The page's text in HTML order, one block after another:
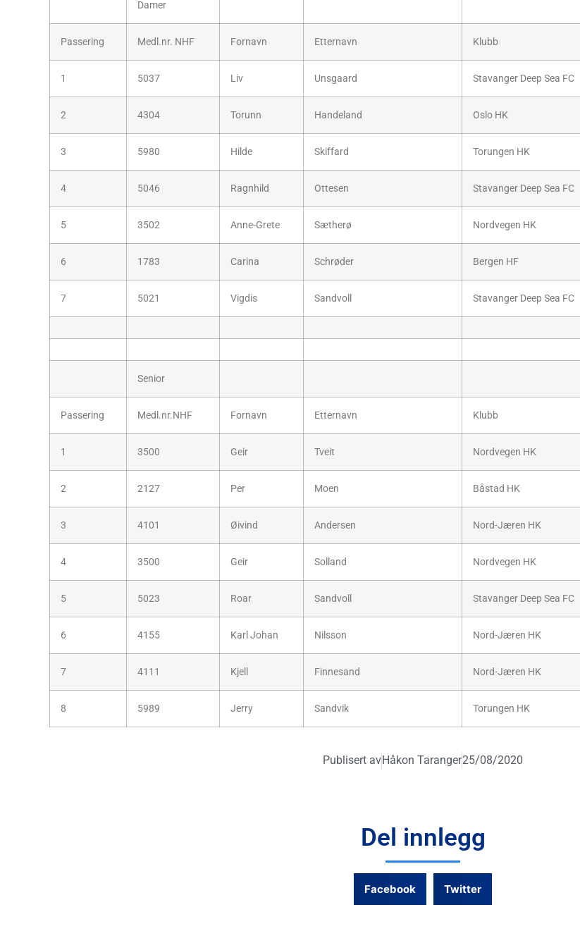
Damer
Passering Medl.nr. NHF Fornavn Etternavn Klubb
1 5037 Liv Unsgaard Stavanger Deep Sea FC
2 4304 Torunn Handeland Oslo HK
3 5980 Hilde Skiffard Torungen HK
4 5046 Ragnhild Ottesen Stavanger Deep Sea FC
5 3502 Anne-Grete Sætherø Nordvegen HK
6 1783 Carina Schrøder Bergen HF
7 5021 Vigdis Sandvoll Stavanger Deep Sea FC
Senior
Passering Medl.nr.NHF Fornavn Etternavn Klubb
1 3500 Geir Tveit Nordvegen HK
2 2127 Per Moen Båstad HK
3 4101 Øivind Andersen Nord-Jæren HK
4 3500 Geir Solland Nordvegen HK
5 5023 Roar Sandvoll Stavanger Deep Sea FC
6 4155 Karl Johan Nilsson Nord-Jæren HK
7 4111 Kjell Finnesand Nord-Jæren HK
8 5989 Jerry Sandvik Torungen HK
Publisert avHåkon Taranger25/08/2020
Del innlegg
Facebook Twitter